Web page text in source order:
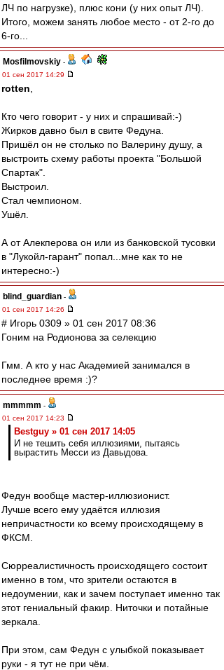
ЛЧ по нагрузке), плюс кони (у них опыт ЛЧ).
Итого, можем занять любое место - от 2-го до
6-го...
Mosfilmovskiy -
01 сен 2017 14:29
rotten
Кто чего говорит - у них и спрашивай:-)
Жирков давно был в свите Федуна.
Пришёл он не столько по Валерину душу, а
выстроить схему работы проекта "Большой
Спартак".
Выстроил.
Стал чемпионом.
Ушёл.
А от Алекперова он или из банковской тусовки
в "Лукойл-гарант" попал...мне как то не
интересно:-)
blind_guardian -
01 сен 2017 14:26
# Игорь 0309 » 01 сен 2017 08:36
Гоним на Родионова за селекцию
Гмм. А кто у нас Академией занимался в
последнее время :)?
mmmmm -
01 сен 2017 14:23
Bestguy » 01 сен 2017 14:05
И не тешить себя иллюзиями, пытаясь
вырастить Месси из Давыдова.
Федун вообще мастер-иллюзионист.
Лучше всего ему удаётся иллюзия
непричастности ко всему происходящему в
ФКСМ.
Сюрреалистичность происходящего состоит
именно в том, что зрители остаются в
недоумении, как и зачем поступает именно так
этот гениальный факир. Ниточки и потайные
зеркала.
При этом, сам Федун с улыбкой показывает
руки - я тут не при чём.